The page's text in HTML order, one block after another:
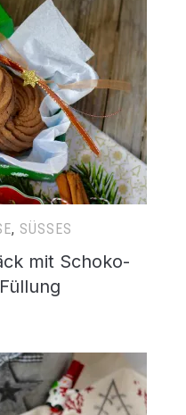
, SÜSSES
mit Schoko-